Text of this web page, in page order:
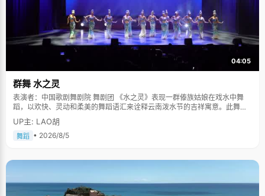
04:05
群舞 水之灵
表演者：中国歌剧舞剧院 舞剧团 《水之灵》表现一群傣族姑娘在戏水中舞
蹈，以欢快、灵动和柔美的舞蹈语汇来诠释云南泼水节的吉祥寓意。此舞蹈
多次在中国人民大会堂及国际舞台上表演，一直得到赞誉其舞美，人美，寓
意美。。
UP主: LAO胡
舞蹈 • 2026/8/5